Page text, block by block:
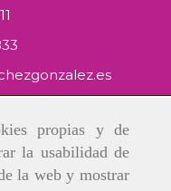
propias y de
la usabilidad de
la web y mostrar